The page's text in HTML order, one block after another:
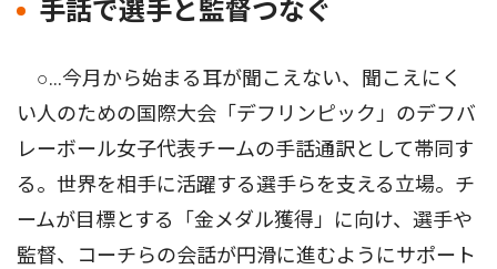
手話で選手と監督つなぐ
○…今月から始まる耳が聞こえない、聞こえにく
い人のための国際大会「デフリンピック」のデフバ
レーボール女子代表チームの手話通訳として帯同す
る。世界を相手に活躍する選手らを支える立場。チ
ームが目標とする「金メダル獲得」に向け、選手や
監督、コーチらの会話が円滑に進むようにサポート